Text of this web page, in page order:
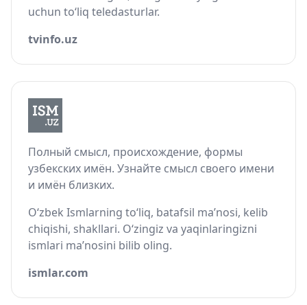
uchun to‘liq teledasturlar.
tvinfo.uz
Полный смысл, происхождение, формы
узбекских имён. Узнайте смысл своего имени
и имён близких.
O‘zbek Ismlarning to‘liq, batafsil ma’nosi, kelib
chiqishi, shakllari. O‘zingiz va yaqinlaringizni
ismlari ma’nosini bilib oling.
ismlar.com